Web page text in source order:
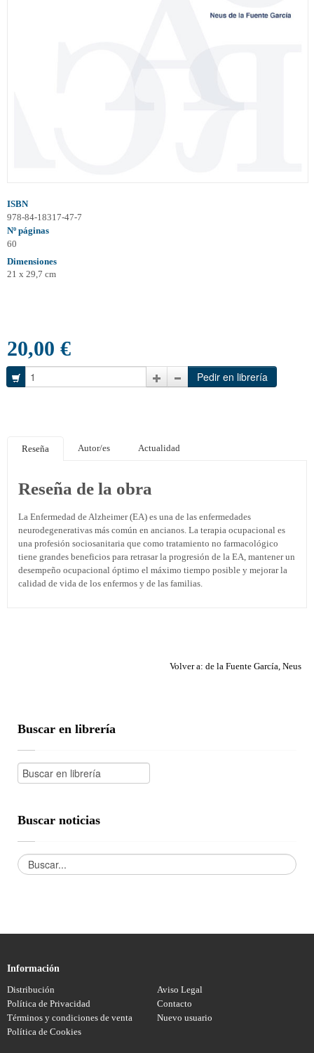
ISBN
978-84-18317-47-7
Nº páginas
60
Dimensiones
21 x 29,7 cm
20,00 €
Reseña Autor/es Actualidad
Reseña de la obra
La Enfermedad de Alzheimer (EA) es una de las enfermedades
neurodegenerativas más común en ancianos. La terapia ocupacional es
una profesión sociosanitaria que como tratamiento no farmacológico
tiene grandes beneficios para retrasar la progresión de la EA, mantener un
desempeño ocupacional óptimo el máximo tiempo posible y mejorar la
calidad de vida de los enfermos y de las familias.
Volver a: de la Fuente García, Neus
Buscar en librería
Buscar noticias
Información
Distribución
Aviso Legal
Política de Privacidad
Contacto
Términos y condiciones de venta
Nuevo usuario
Política de Cookies